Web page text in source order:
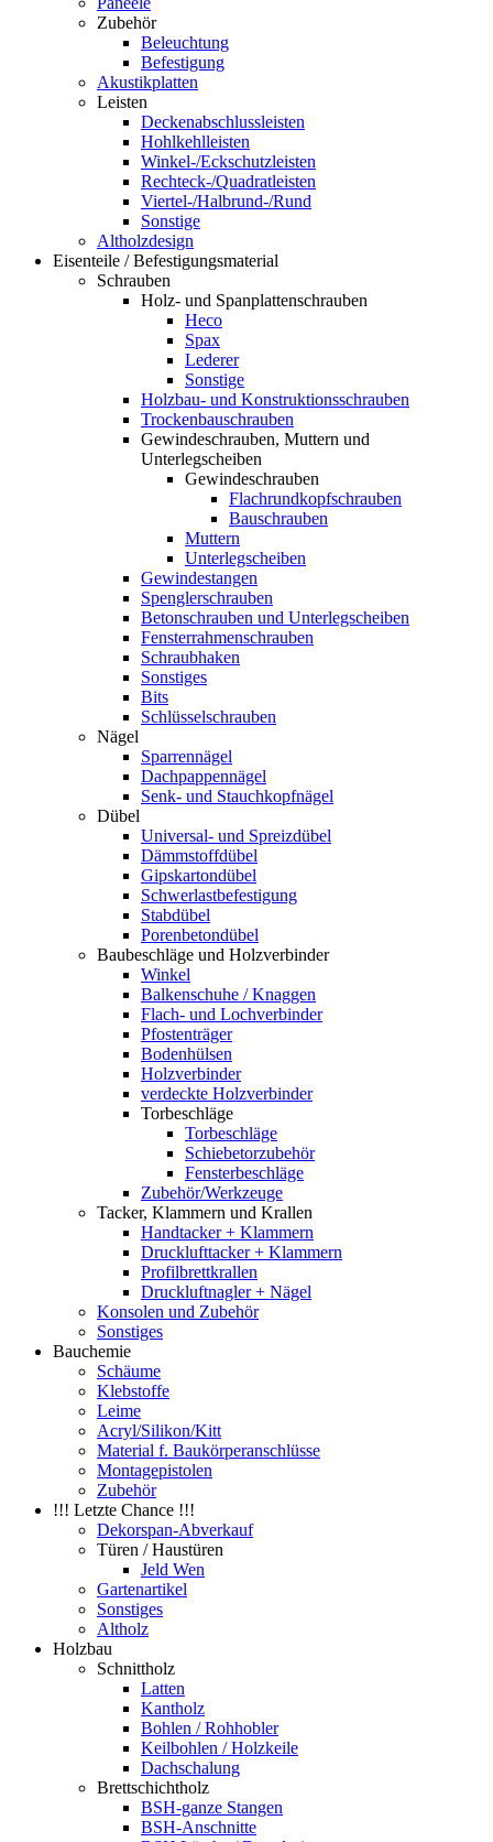
Zubehör
Beleuchtung
Befestigung
Akustikplatten
Leisten
Deckenabschlussleisten
Hohlkehlleisten
Winkel-/Eckschutzleisten
Rechteck-/Quadratleisten
Viertel-/Halbrund-/Rund
Sonstige
Altholzdesign
Eisenteile / Befestigungsmaterial
Schrauben
Holz- und Spanplattenschrauben
Heco
Spax
Lederer
Sonstige
Holzbau- und Konstruktionsschrauben
Trockenbauschrauben
Gewindeschrauben, Muttern und
Unterlegscheiben
Gewindeschrauben
Flachrundkopfschrauben
Bauschrauben
Muttern
Unterlegscheiben
Gewindestangen
Spenglerschrauben
Betonschrauben und Unterlegscheiben
Fensterrahmenschrauben
Schraubhaken
Sonstiges
Bits
Schlüsselschrauben
Nägel
Sparrennägel
Dachpappennägel
Senk- und Stauchkopfnägel
Dübel
Universal- und Spreizdübel
Dämmstoffdübel
Gipskartondübel
Schwerlastbefestigung
Stabdübel
Porenbetondübel
Baubeschläge und Holzverbinder
Winkel
Balkenschuhe / Knaggen
Flach- und Lochverbinder
Pfostenträger
Bodenhülsen
Holzverbinder
verdeckte Holzverbinder
Torbeschläge
Torbeschläge
Schiebetorzubehör
Fensterbeschläge
Zubehör/Werkzeuge
Tacker, Klammern und Krallen
Handtacker + Klammern
Drucklufttacker + Klammern
Profilbrettkrallen
Druckluftnagler + Nägel
Konsolen und Zubehör
Sonstiges
Bauchemie
Schäume
Klebstoffe
Leime
Acryl/Silikon/Kitt
Material f. Baukörperanschlüsse
Montagepistolen
Zubehör
!!! Letzte Chance !!!
Dekorspan-Abverkauf
Türen / Haustüren
Jeld Wen
Gartenartikel
Sonstiges
Altholz
Holzbau
Schnittholz
Latten
Kantholz
Bohlen / Rohhobler
Keilbohlen / Holzkeile
Dachschalung
Brettschichtholz
BSH-ganze Stangen
BSH-Anschnitte